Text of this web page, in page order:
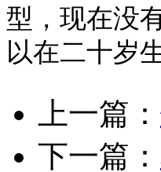
型，现在没
以在二十岁
上一篇：
下一篇：